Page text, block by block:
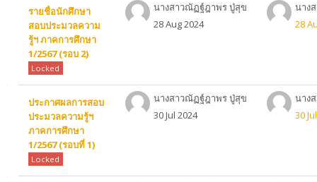
รายชื่อนักศึกษา
สอบประมวลความ
รู้ฯ ภาคการศึกษา
1/2567 (รอบ 2)
Locked
นางสาวณัฏฐ์ฎาพร ปู่สุข
28 Aug 2024
นาง
28
ประกาศผลการสอบ
ประมวลความรู้ฯ
ภาคการศึกษา
1/2567 (รอบที่ 1)
Locked
นางสาวณัฏฐ์ฎาพร ปู่สุข
30 Jul 2024
นาง
30